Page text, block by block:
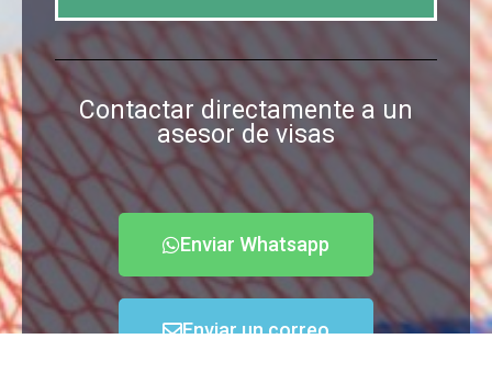
Contactar directamente a un
asesor de visas
Enviar Whatsapp
Enviar un correo